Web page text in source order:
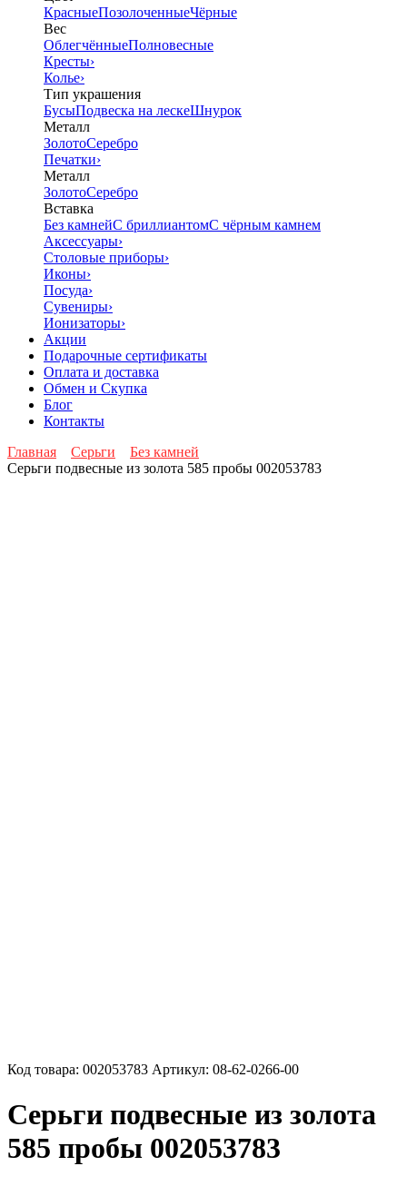
КрасныеПозолоченныеЧёрные
Вес
ОблегчённыеПолновесные
Кресты›
Колье›
Тип украшения
БусыПодвеска на лескеШнурок
Металл
ЗолотоСеребро
Печатки›
Металл
ЗолотоСеребро
Вставка
Без камнейС бриллиантомС чёрным камнем
Аксессуары›
Столовые приборы›
Иконы›
Посуда›
Сувениры›
Ионизаторы›
Акции
Подарочные сертификаты
Оплата и доставка
Обмен и Скупка
Блог
Контакты
Главная
Серьги
Без камней
Серьги подвесные из золота 585 пробы 002053783
Код товара: 002053783 Артикул: 08-62-0266-00
Серьги подвесные из золота
585 пробы 002053783